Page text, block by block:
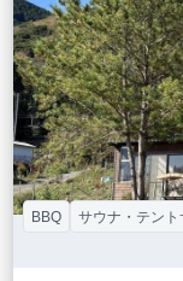
BBQ サウナ・テント